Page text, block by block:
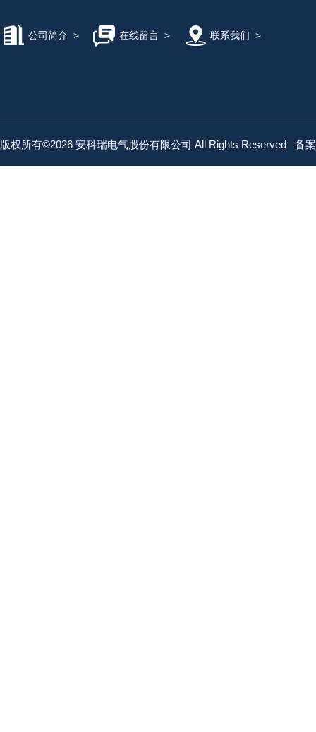
公司简介 > 在线留言> 联系我们 >
版权所有©2026 安科瑞电气股份有限公司 All Rights Reserved 备